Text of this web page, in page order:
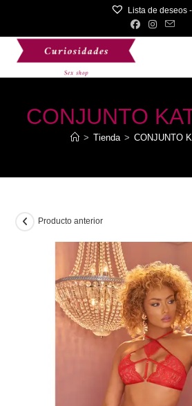
contenido
Lista de deseos -
CONJUNTO
> Tienda > CONJUNTO
Producto anterior